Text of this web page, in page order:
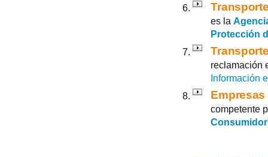
es la
Protección
reclamación
Información
Empresas
competente
Consumidor